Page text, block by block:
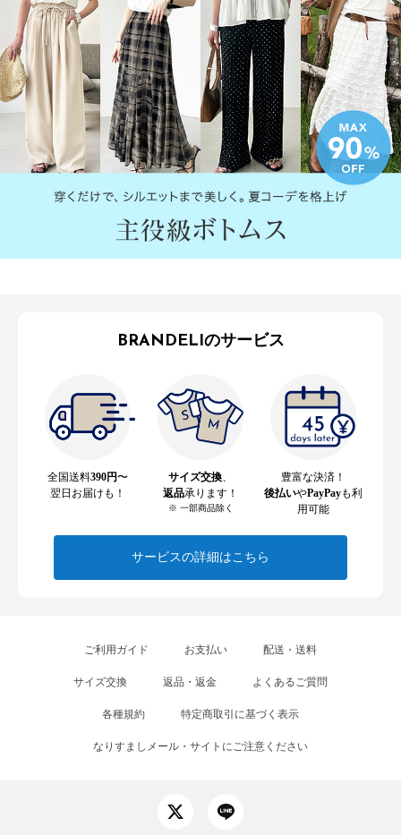
BRANDELIのサービス
全国送料390円〜
翌日お届けも！
サイズ交換
返品承ります！
※ 一部商品除く
豊富な決済！
後払いやPayPayも利
用可能
サービスの詳細はこちら
ご利用ガイド お支払い 配送・送料
サイズ交換 返品・返金 よくあるご質問
各種規約 特定商取引に基づく表示
なりすましメール・サイトにご注意ください